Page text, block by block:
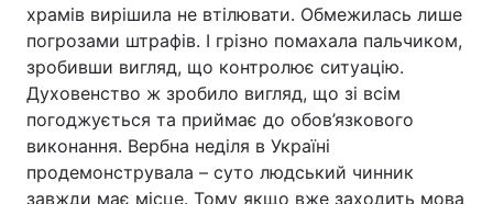
храмів вирішила не втілювати. Обмежилась лише
погрозами штрафів. І грізно помахала пальчиком,
зробивши вигляд, що контролює ситуацію.
Духовенство ж зробило вигляд, що зі всім
погоджується та приймає до обов’язкового
виконання. Вербна неділя в Україні
продемонструвала – суто людський чинник
завжди має місце. Тому якщо вже заходить мова